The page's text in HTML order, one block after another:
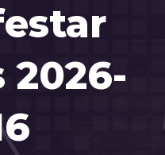
2026-